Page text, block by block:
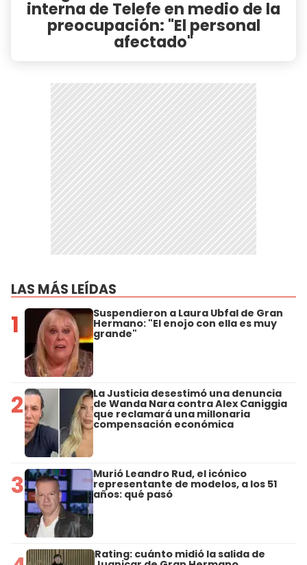
interna de Telefe en medio de la
preocupación: "El personal
afectado"
LAS MÁS LEÍDAS
1 Suspendieron a Laura Ubfal de Gran
Hermano: "El enojo con ella es muy
grande"
2 La Justicia desestimó una denuncia
de Wanda Nara contra Alex Caniggia
que reclamará una millonaria
compensación económica
3 Murió Leandro Rud, el icónico
representante de modelos, a los 51
años: qué pasó
Rating: cuánto midió la salida de